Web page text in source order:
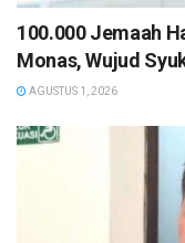
100.000 Jemaah
Monas, Wujud
AGUSTUS 1, 2026